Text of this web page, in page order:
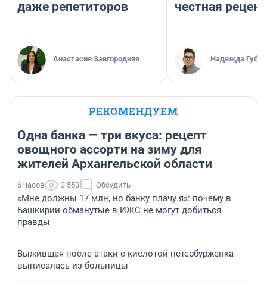
даже репетиторов
Анастасия Завгородняя
честная
Надежда
РЕКОМЕНДУЕМ
Одна банка — три вкуса: рецепт
овощного ассорти на зиму для
жителей Архангельской области
6 часов 3 550 Обсудить
«Мне должны 17 млн, но банку плачу я»: почему в
Башкирии обманутые в ИЖС не могут добиться
правды
Выжившая после атаки с кислотой петербурженка
выписалась из больницы